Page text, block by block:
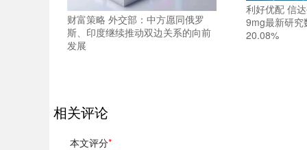
财富策略 外交部：中方愿同俄罗
斯、印度继续推动双边关系的向前
发展
利好优配 信
9mg最新研究
20.08%
相关评论
本文评分*